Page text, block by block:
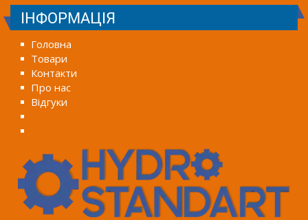
ІНФОРМАЦІЯ
Головна
Товари
Контакти
Про нас
Відгуки